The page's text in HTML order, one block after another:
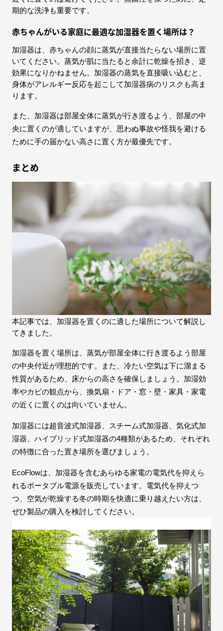
期的な洗浄も重要です。
赤ちゃんがいる家庭に最適な加湿器を置く場所は？
加湿器は、赤ちゃんの顔に蒸気が直接当たらない場所に置
いてください。蒸気が肌に当たると余計に乾燥を招き、逆
効果になりかねません。加湿器の蒸気を直接吸い込むと、
身体がアレルギー反応を起こして加湿器病のリスクも高ま
ります。
また、加湿器は部屋全体に蒸気が行き渡るよう、部屋の中
央に置くのが適していますが、思わぬ事故や怪我を避ける
ために手の届かない高さに置く方が最優先です。
まとめ
本記事では、加湿器を置くのに適した場所について解説し
てきました。
加湿器を置く場所は、蒸気が部屋全体に行き渡るよう部屋
の中央付近が理想的です。また、冷たい空気は下に溜まる
性質があるため、床からの高さを確保しましょう。加湿効
率やカビの観点から、換気扇・ドア・窓・壁・家具・家電
の近くに置くのは向いていません。
加湿器には超音波式加湿器、スチーム式加湿器、気化式加
湿器、ハイブリッド式加湿器の4種類があるため、それぞれ
の特徴に合った置き場所を選びましょう。
EcoFlowは、加湿器を含むあらゆる家電の電気代を抑えら
れるポータブル電源を販売しています。電気代を抑えつ
つ、空気が乾燥する冬の時期を快適に乗り越えたい方は、
ぜひ製品の購入を検討してください。